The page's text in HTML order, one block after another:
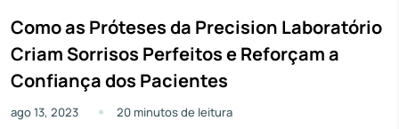
Como as Próteses da Precision Laboratório
Criam Sorrisos Perfeitos e Reforçam a
Confiança dos Pacientes
ago 13, 2023 20 minutos de leitura